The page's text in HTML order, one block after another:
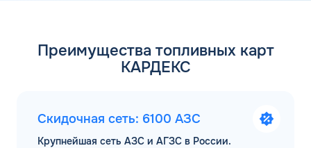
Преимущества топливных карт
КАРДЕКС
Скидочная сеть: 6100 АЗС
Крупнейшая сеть АЗС и АГЗС в России.